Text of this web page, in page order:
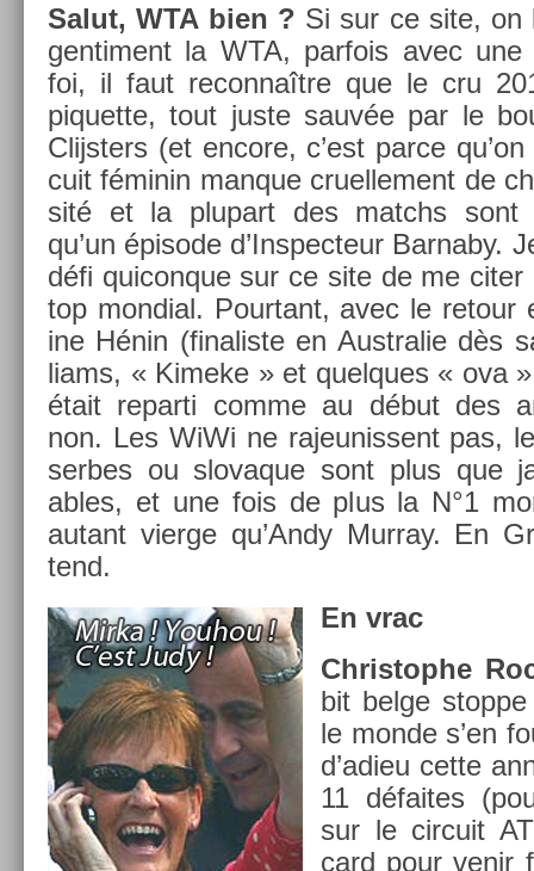
Salut, WTA bien ? Si sur ce site, on
gen­ti­ment la WTA, par­fois avec une
foi, il faut re­con­naître que le cru
piquet­te, tout juste sauvée par le
Clijst­ers (et en­core, c’est parce
cuit féminin man­que cruel­le­ment de
sité et la plupart des matchs sont
qu’un épisode d’Inspec­teur Bar­naby.
défi quicon­que sur ce site de me
top mon­di­al. Pour­tant, avec le
ine Hénin (fin­alis­te en Australie dès
liams, « Kimeke » et quel­ques « ova
était re­par­ti comme au début des
non. Les WiWi ne rajeunis­sent pas,
ser­bes ou slovaque sont plus que
ables, et une fois de plus la N°1
autant vier­ge qu’Andy Mur­ray. En
tend.
En vrac
Chris­tophe
bit belge
le monde s’en
d’adieu cette
11 défaites
sur le cir­cuit
card pour venir